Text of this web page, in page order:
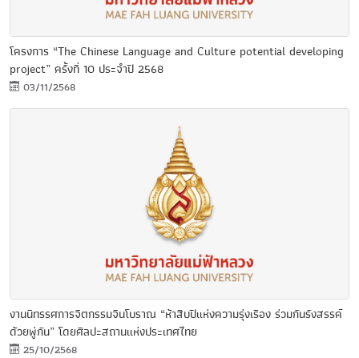
โครงการ “The Chinese Language and Culture potential developing
project” ครั้งที่ 10 ประจำปี 2568
03/11/2568
งานนิทรรศการจิตกรรมจีนโบราณ “ห้าสิบปีแห่งความรุ่งเรือง ร่วมกันรังสรรค์
ด้วยพู่กัน” โดยศิลปะสถานแห่งประเทศไทย
25/10/2568